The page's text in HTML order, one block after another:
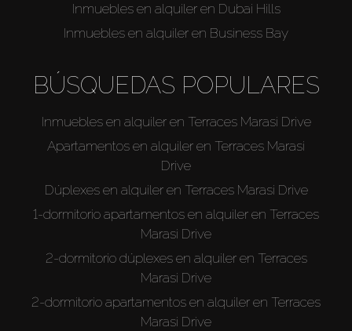
Inmuebles en alquiler en Dubai Hills
Inmuebles en alquiler en Business Bay
BÚSQUEDAS POPULARES
Inmuebles en alquiler en Terraces Marasi Drive
Apartamentos en alquiler en Terraces Marasi
Drive
Dúplexes en alquiler en Terraces Marasi Drive
1-dormitorio apartamentos en alquiler en Terraces
Marasi Drive
2-dormitorio dúplexes en alquiler en Terraces
Marasi Drive
2-dormitorio apartamentos en alquiler en Terraces
Marasi Drive